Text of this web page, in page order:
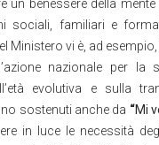
un benessere della
sociali, familiari e
Ministero vi è, ad
nazionale per la
evolutiva e sulla
sostenuti anche da “Mi
in luce le necessità